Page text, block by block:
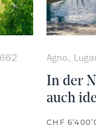
Agno,
In der
auch
CHF